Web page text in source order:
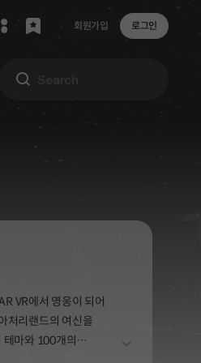
회원가입 로그인
VR에서 영웅이 되어
처리랜드의 여신을
테마와 100개의
더보기